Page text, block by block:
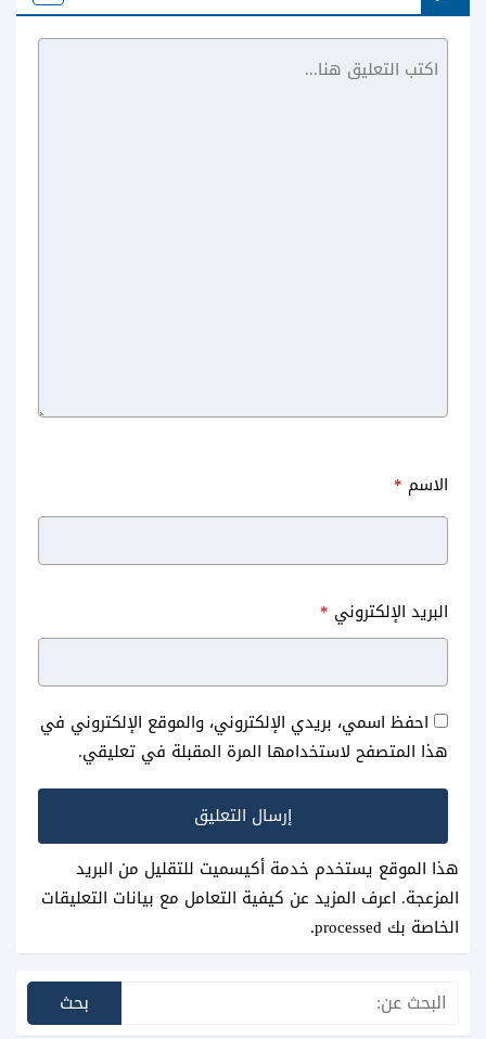
Balatro
الاسم *
البريد الإلكتروني *
احفظ اسمي، بريدي الإلكتروني، والموقع الإلكتروني في
هذا المتصفح لاستخدامها المرة المقبلة في تعليقي.
هذا الموقع يستخدم خدمة أكيسميت للتقليل من البريد
المزعجة. اعرف المزيد عن كيفية التعامل مع بيانات التعليقات
الخاصة بك processed
.